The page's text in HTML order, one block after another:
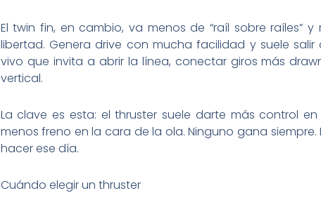
El twin fin, en cambio, va menos de “raíl sobre raíles”
libertad. Genera drive con mucha facilidad y suele
vivo que invita a abrir la línea, conectar giros más
vertical.
La clave es esta: el thruster suele darte más control
menos freno en la cara de la ola. Ninguno gana
hacer ese día.
Cuándo elegir un thruster